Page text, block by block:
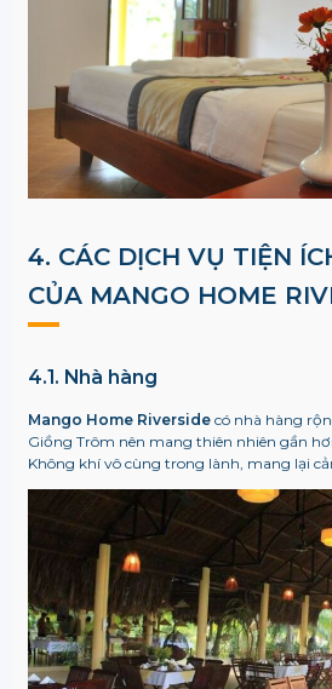
4. CÁC DỊCH VỤ TIỆN
CỦA MANGO HOME
4.1. Nhà hàng
Mango Home Riversidecó nhà hàng
Giồng Trôm nên mang thiên nhiên gần
Không khí vô cùng trong lành, mang lại